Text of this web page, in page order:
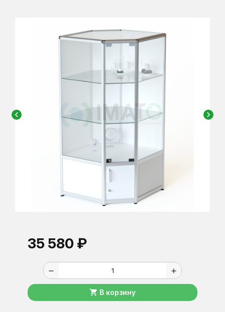
chevron_left chevron_right
35 580 ₽
remove add
shopping_cart В корзину